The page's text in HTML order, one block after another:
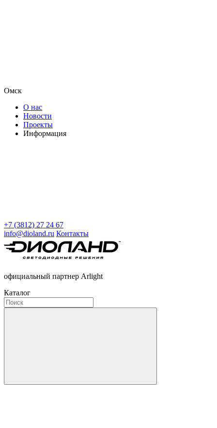
Омск
О нас
Новости
Проекты
Информация
+7 (3812) 27 24 67
info@dioland.ru Контакты
официальный партнер Arlight
Каталог